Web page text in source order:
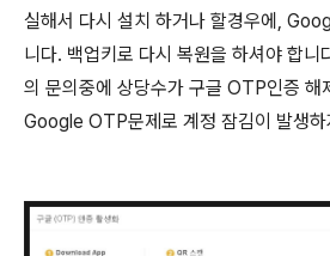
실해서 다시 설치 하거나 할경우에,
니다. 백업키로 다시 복원을 하셔야 합
의 문의중에 상당수가 구글 OTP인증 해
Google OTP문제로 계정 잠김이 발생하